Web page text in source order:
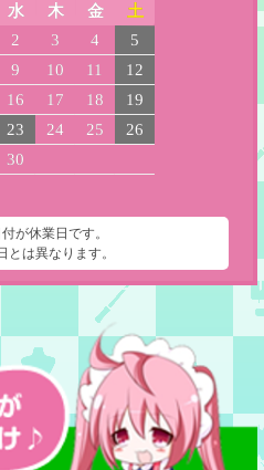
水 木 金 土
2 3 4
5
9 10 11
12
16 17 18
19
23 24 25
26
30
が休業日です。
は異なります。